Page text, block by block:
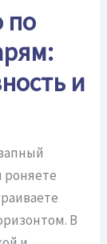
по
и
роняете
В